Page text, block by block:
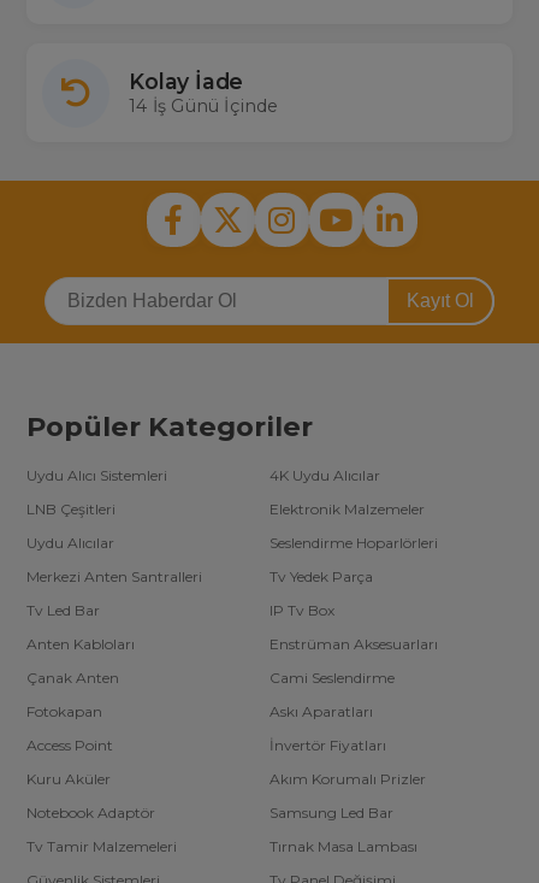
Kolay İade
14 İş Günü İçinde
Kayıt Ol
Popüler Kategoriler
Uydu Alıcı Sistemleri
4K Uydu Alıcılar
LNB Çeşitleri
Elektronik Malzemeler
Uydu Alıcılar
Seslendirme Hoparlörleri
Merkezi Anten Santralleri
Tv Yedek Parça
Tv Led Bar
IP Tv Box
Anten Kabloları
Enstrüman Aksesuarları
Çanak Anten
Cami Seslendirme
Fotokapan
Askı Aparatları
Access Point
İnvertör Fiyatları
Kuru Aküler
Akım Korumalı Prizler
Notebook Adaptör
Samsung Led Bar
Tv Tamir Malzemeleri
Tırnak Masa Lambası